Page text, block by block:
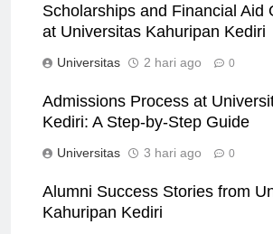
Scholarships and Financial Aid
at Universitas Kahuripan Kediri
Universitas 2 hari ago 0
Admissions Process at
Kediri: A Step-by-Step Guide
Universitas 3 hari ago 0
Alumni Success Stories from
Kahuripan Kediri